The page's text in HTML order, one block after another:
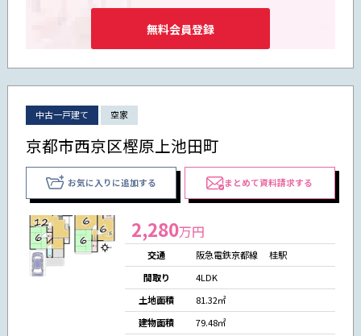
無料会員登録
中古一戸建て 空家
京都市西京区樫原上池田町
お気に入りに追加する まとめて資料請求する
2,280万円
交通
阪急電鉄京都線 桂駅
間取り
4LDK
土地面積
81.32㎡
建物面積
79.48㎡